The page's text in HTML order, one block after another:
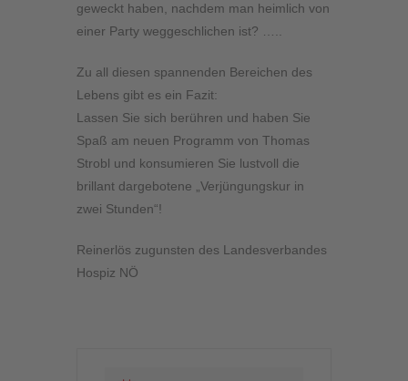
geweckt haben, nachdem man heimlich von
einer Party weggeschlichen ist? …..
Zu all diesen spannenden Bereichen des
Lebens gibt es ein Fazit:
Lassen Sie sich berühren und haben Sie
Spaß am neuen Programm von Thomas
Strobl und konsumieren Sie lustvoll die
brillant dargebotene „Verjüngungskur in
zwei Stunden“!
Reinerlös zugunsten des Landesverbandes
Hospiz NÖ